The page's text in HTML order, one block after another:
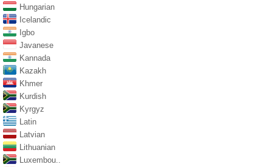
Hungarian
Icelandic
Igbo
Javanese
Kannada
Kazakh
Khmer
Kurdish
Kyrgyz
Latin
Latvian
Lithuanian
Luxembou..